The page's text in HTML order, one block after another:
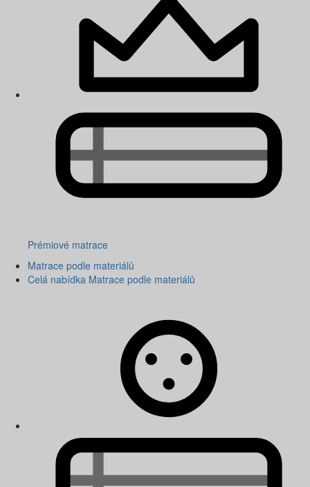
Prémiové matrace
Matrace podle materiálů
Celá nabídka Matrace podle materiálů